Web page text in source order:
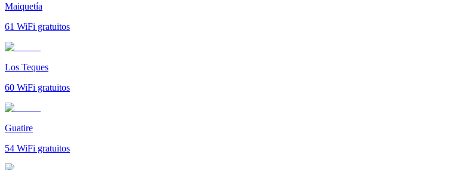
Maiquetía
61 WiFi gratuitos
Los Teques
60 WiFi gratuitos
Guatire
54 WiFi gratuitos